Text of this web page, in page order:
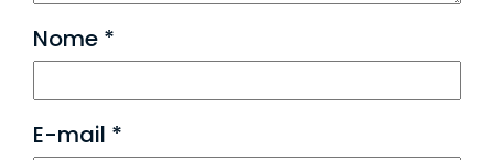
Nome *
E-mail *